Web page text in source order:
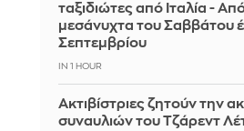
ταξιδιώτες από Ιταλία -
μεσάνυχτα του Σαββάτου
Σεπτεμβρίου
IN 1 HOUR
Ακτιβίστριες ζητούν την
συναυλιών του Τζάρεντ